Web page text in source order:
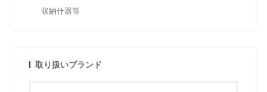
収納什器等
取り扱いブランド